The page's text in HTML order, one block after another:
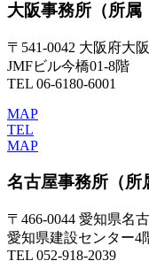
大阪事務所 （所
〒541-0042 大阪府大
JMFビル今橋01-8階
TEL 06-6180-6001
MAP
TEL
MAP
名古屋事務所 （
〒466-0044 愛知県名
愛知県建設センター4
TEL 052-918-2039